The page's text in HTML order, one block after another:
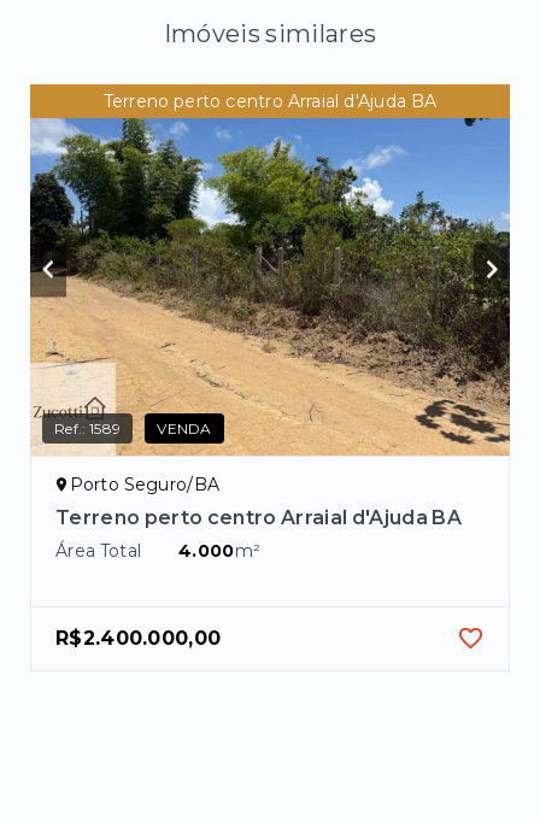
Imóveis similares
Terreno perto centro Arraial d'Ajuda BA
Ref.:1589 VENDA
Porto Seguro/BA
Terreno perto centro Arraial d'Ajuda BA
Área Total 4.000m²
R$2.400.000,00